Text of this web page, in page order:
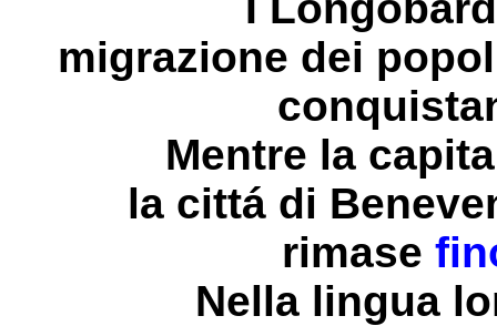
migrazione dei
Mentre la
la cittá di
rimase
Nella lingua